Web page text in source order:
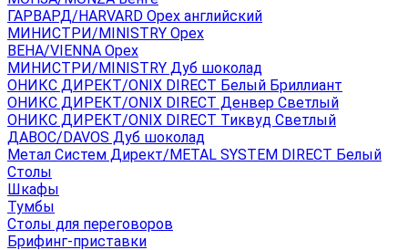
ГАРВАРД/HARVARD Орех английский
МИНИСТРИ/MINISTRY Орех
ВЕНА/VIENNA Орех
МИНИСТРИ/MINISTRY Дуб шоколад
ОНИКС ДИРЕКТ/ONIX DIRECT Белый Бриллиант
ОНИКС ДИРЕКТ/ONIX DIRECT Денвер Светлый
ОНИКС ДИРЕКТ/ONIX DIRECT Тиквуд Светлый
ДАВОС/DAVOS Дуб шоколад
Метал Систем Директ/METAL SYSTEM DIRECT Белый
Столы
Шкафы
Тумбы
Столы для переговоров
Брифинг-приставки